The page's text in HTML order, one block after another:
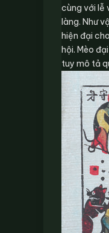
cùng với lễ
làng. Như
hiện đại
hội. Mèo
tuy mô tả